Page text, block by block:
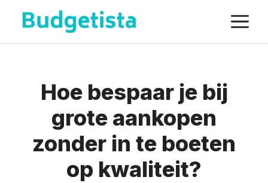
Spring
naar
de
Hoe bespaar je bij
grote aankopen
zonder in te boeten
op kwaliteit?